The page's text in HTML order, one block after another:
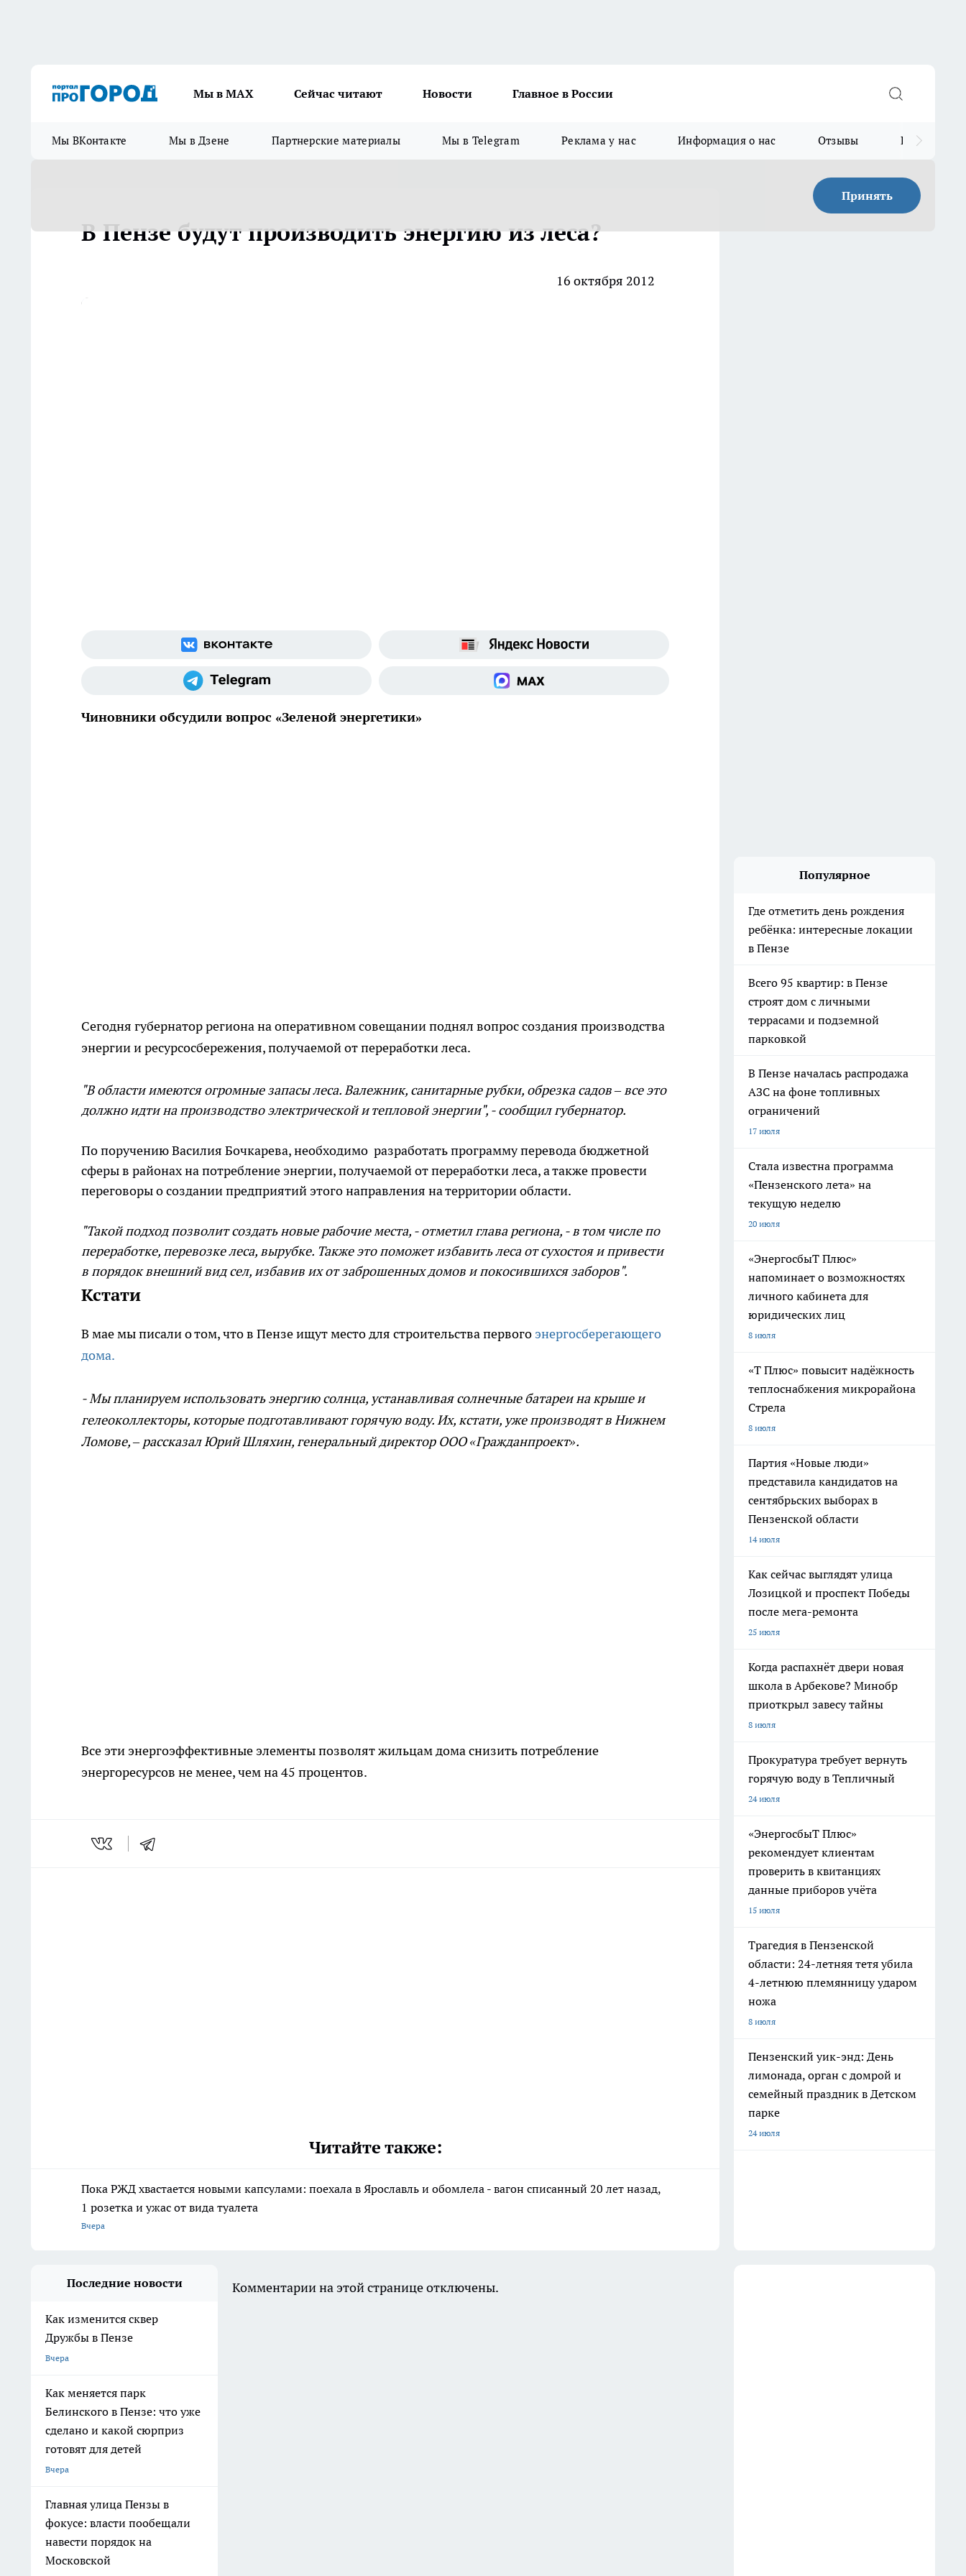
Мы в МАХ Сейчас читают Новости Главное в России
Мы ВКонтакте Мы в Дзене Партнерские материалы Мы в Telegram Реклама у нас Информация о нас Отзывы Прайс для
Принять
В Пензе будут производить энергию из леса?
16 октября 2012
Чиновники обсудили вопрос «Зеленой энергетики»
Сегодня губернатор региона на оперативном совещании поднял вопрос создания производства
энергии и ресурсосбережения, получаемой от переработки леса.
"В области имеются огромные запасы леса. Валежник, санитарные рубки, обрезка садов – все это
должно идти на производство электрической и тепловой энергии", - сообщил губернатор.
По поручению Василия Бочкарева, необходимо разработать программу перевода бюджетной
сферы в районах на потребление энергии, получаемой от переработки леса, а также провести
переговоры о создании предприятий этого направления на территории области.
"Такой подход позволит создать новые рабочие места, - отметил глава региона, - в том числе по
переработке, перевозке леса, вырубке. Также это поможет избавить леса от сухостоя и привести
в порядок внешний вид сел, избавив их от заброшенных домов и покосившихся заборов".
Кстати
В мае мы писали о том, что в Пензе ищут место для строительства первого энергосберегающего
дома.
- Мы планируем использовать энергию солнца, устанавливая солнечные батареи на крыше и
гелеоколлекторы, которые подготавливают горячую воду. Их, кстати, уже производят в Нижнем
Ломове, – рассказал Юрий Шляхин, генеральный директор ООО «Гражданпроект».
Все эти энергоэффективные элементы позволят жильцам дома снизить потребление
энергоресурсов не менее, чем на 45 процентов.
Читайте также:
Пока РЖД хвастается новыми капсулами: поехала в Ярославль и обомлела - вагон списанный 20 лет назад,
1 розетка и ужас от вида туалета
Вчера
Популярное
Где отметить день рождения
ребёнка: интересные локации
в Пензе
Всего 95 квартир: в Пензе
строят дом с личными
террасами и подземной
парковкой
В Пензе началась распродажа
АЗС на фоне топливных
ограничений
17 июля
Стала известна программа
«Пензенского лета» на
текущую неделю
20 июля
«ЭнергосбыТ Плюс»
напоминает о возможностях
личного кабинета для
юридических лиц
8 июля
«Т Плюс» повысит надёжность
теплоснабжения микрорайона
Стрела
8 июля
Партия «Новые люди»
представила кандидатов на
сентябрьских выборах в
Пензенской области
14 июля
Как сейчас выглядят улица
Лозицкой и проспект Победы
после мега-ремонта
25 июля
Когда распахнёт двери новая
школа в Арбекове? Минобр
приоткрыл завесу тайны
8 июля
Прокуратура требует вернуть
горячую воду в Тепличный
24 июля
«ЭнергосбыТ Плюс»
рекомендует клиентам
проверить в квитанциях
данные приборов учёта
15 июля
Трагедия в Пензенской
области: 24-летняя тетя убила
4-летнюю племянницу ударом
ножа
8 июля
Пензенский уик-энд: День
лимонада, орган с домрой и
семейный праздник в Детском
парке
24 июля
Последние новости
Как изменится сквер
Дружбы в Пензе
Вчера
Как меняется парк
Белинского в Пензе: что уже
сделано и какой сюрприз
готовят для детей
Вчера
Главная улица Пензы в
фокусе: власти пообещали
навести порядок на
Московской
Комментарии на этой странице отключены.